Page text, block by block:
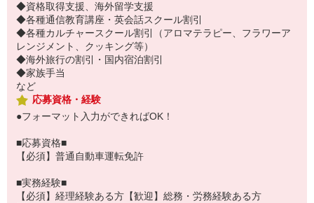
◆資格取得支援、海外留学支援
◆各種通信教育講座・英会話スクール割引
◆各種カルチャースクール割引（アロマテラピー、フラワーア
レンジメント、クッキング等）
◆海外旅行の割引・国内宿泊割引
◆家族手当
など
応募資格・経験
●フォーマット入力ができればOK！
■応募資格■
【必須】普通自動車運転免許
■実務経験■
【必須】経理経験ある方【歓迎】総務・労務経験ある方